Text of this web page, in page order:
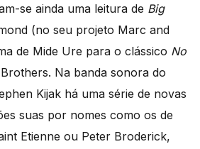
se ainda uma leitura de Big
(no seu projeto Marc and
de Mide Ure para o clássico No
Na banda sonora do
Kijak há uma série de novas
suas por nomes como os de
Etienne ou Peter Broderick,